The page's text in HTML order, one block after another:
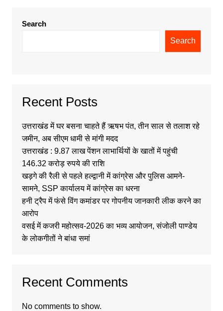
Search
Search
Recent Posts
उत्तराखंड में घर बसना चाहते हैं ऋषभ पंत, तीन साल से तलाश रहे
जमीन, अब सीएम धामी से मांगी मदद
उत्तराखंड : 9.87 लाख पेंशन लाभार्थियों के खातों में पहुंची
146.32 करोड़ रुपये की राशि
खड़गे की रैली से पहले हल्द्वानी में कांग्रेस और पुलिस आमने-
सामने, SSP कार्यालय में कांग्रेस का धरना
हनी ट्रैप में फंसे विंग कमांडर पर गोपनीय जानकारी लीक करने का
आरोप
वसई में कजरी महोत्सव-2026 का भव्य आयोजन, संजोली पाण्डेय
के लोकगीतों ने बांधा समां
Recent Comments
No comments to show.